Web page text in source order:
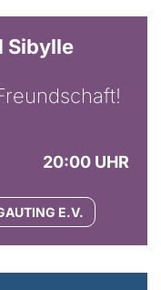
Sibylle
20:00 UHR
E.V.